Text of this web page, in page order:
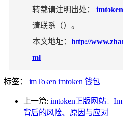
转载请注明出处：
请联系（）。
本文地址： http://
ml
标签： imToken imtoken 钱包
上一篇: imtoken正版网站：
背后的风险、原因与应对